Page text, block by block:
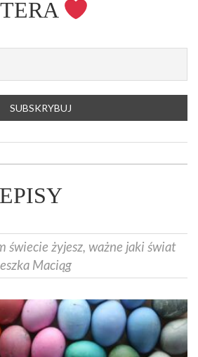
świecie żyjesz, ważne jaki świat
Maciąg